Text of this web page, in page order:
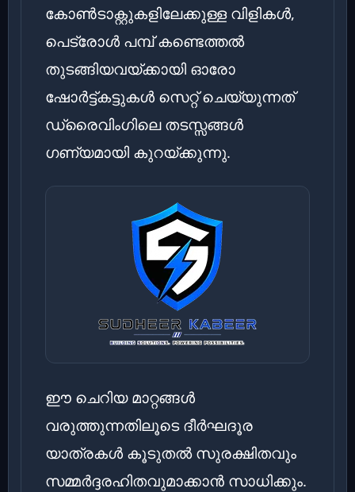
കോൺടാക്റ്റുകളിലേക്കുള്ള വിളികൾ,
പെട്രോൾ പമ്പ് കണ്ടെത്തൽ
തുടങ്ങിയവയ്ക്കായി ഓരോ
ഷോർട്ട്കട്ടുകൾ സെറ്റ് ചെയ്യുന്നത്
ഡ്രൈവിംഗിലെ തടസ്സങ്ങൾ
ഗണ്യമായി കുറയ്ക്കുന്നു.
ഈ ചെറിയ മാറ്റങ്ങൾ
വരുത്തുന്നതിലൂടെ ദീർഘദൂര
യാത്രകൾ കൂടുതൽ സുരക്ഷിതവും
സമ്മർദ്ദരഹിതവുമാക്കാൻ സാധിക്കും.